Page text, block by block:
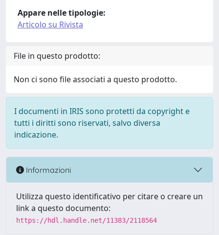
Appare nelle tipologie:
Articolo su Rivista
File in questo prodotto:
Non ci sono file associati a questo prodotto.
I documenti in IRIS sono protetti da copyright e
tutti i diritti sono riservati, salvo diversa
indicazione.
Informazioni
Utilizza questo identificativo per citare o creare un
link a questo documento:
https://hdl.handle.net/11383/2118564